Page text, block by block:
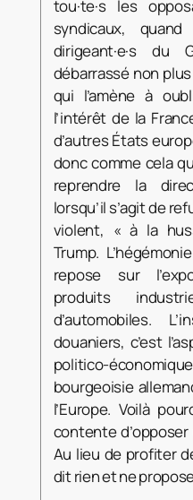
tou·te·s les
syndicaux,
dirigeant·e·s
débarrassé non
qui l’amène à
l’intérêt de la
d’autres États
donc comme cela
reprendre la
lorsqu’il s’agit de
violent, « à la
Trump.
repose sur
produits
d’automobiles.
douaniers, c’est
politico-
bourgeoisie
l’Europe. Voilà
contente
Au lieu de profiter
dit rien et ne